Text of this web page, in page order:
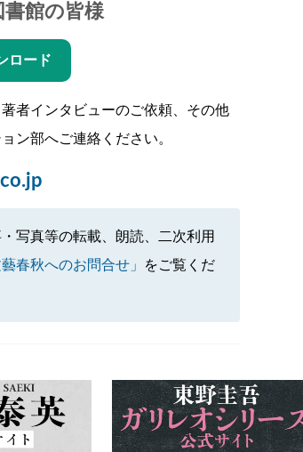
館の皆様
ロード
者インタビューのご依頼、その他
ン部へご連絡ください。
写真等の転載、朗読、二次利用
藝春秋へのお問合せ」
をご覧くだ